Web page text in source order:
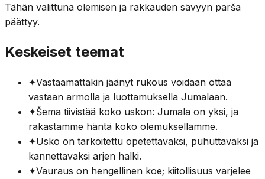
Tähän valittuna olemisen ja rakkauden sävyyn parša
päättyy.
Keskeiset teemat
✦Vastaamattakin jäänyt rukous voidaan ottaa
vastaan armolla ja luottamuksella Jumalaan.
✦Šema tiivistää koko uskon: Jumala on yksi, ja
rakastamme häntä koko olemuksellamme.
✦Usko on tarkoitettu opetettavaksi, puhuttavaksi ja
kannettavaksi arjen halki.
✦Vauraus on hengellinen koe; kiitollisuus varjelee